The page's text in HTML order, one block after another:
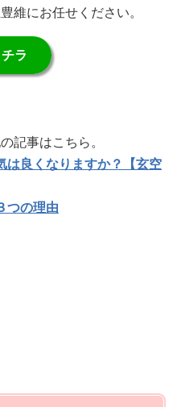
維にお任せください。
ラ
記事はこちら。
は良くなりますか？【玄空
つの理由